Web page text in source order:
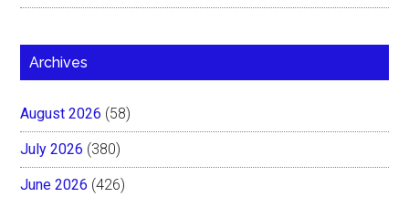
Archives
August 2026 (58)
July 2026 (380)
June 2026 (426)